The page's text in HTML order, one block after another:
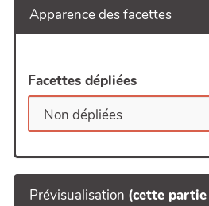
Apparence des facettes
Facettes dépliées
Prévisualisation (cette